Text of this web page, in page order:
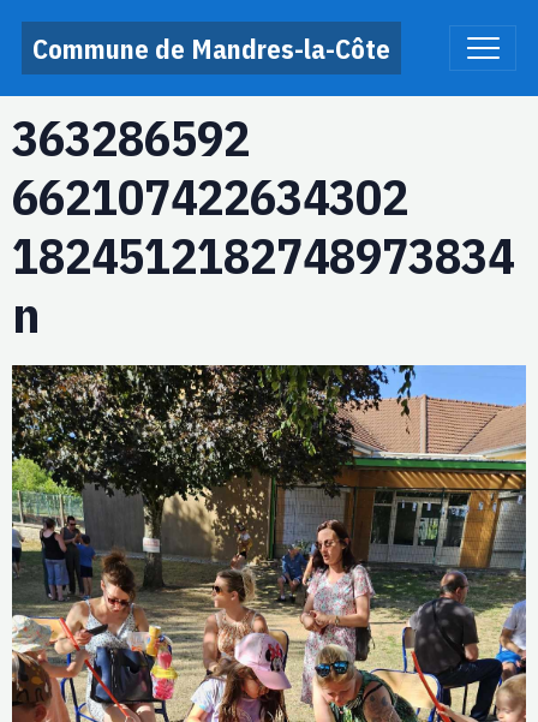
Commune de Mandres-la-Côte
363286592
662107422634302
1824512182748973834
n